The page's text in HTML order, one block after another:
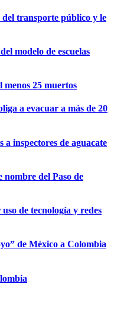
transporte público y le
modelo de escuelas
25 muertos
a evacuar a más de 20
inspectores de aguacate
nombre del Paso de
de tecnología y redes
de México a Colombia